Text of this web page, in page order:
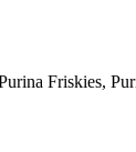
Friskies,